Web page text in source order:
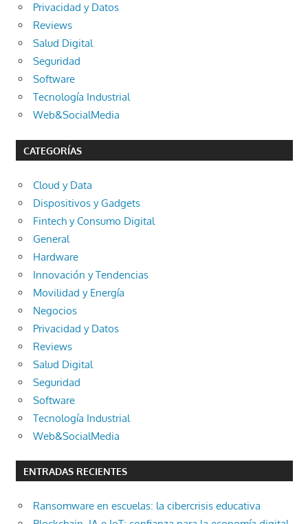
Privacidad y Datos
Reviews
Salud Digital
Seguridad
Software
Tecnología Industrial
Web&SocialMedia
CATEGORÍAS
Cloud y Data
Dispositivos y Gadgets
Fintech y Consumo Digital
General
Hardware
Innovación y Tendencias
Movilidad y Energía
Negocios
Privacidad y Datos
Reviews
Salud Digital
Seguridad
Software
Tecnología Industrial
Web&SocialMedia
ENTRADAS RECIENTES
Ransomware en escuelas: la cibercrisis educativa